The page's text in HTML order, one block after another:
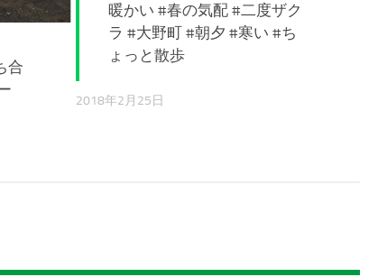
合
暖かい #春の気配 #二度ザク
ラ #大野町 #朝夕 #寒い #ち
ょっと散歩
2018年2月25日